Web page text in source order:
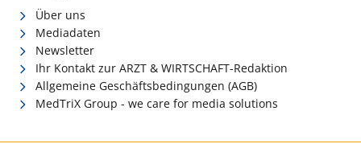
Über uns
Mediadaten
Newsletter
Ihr Kontakt zur ARZT & WIRTSCHAFT-Redaktion
Allgemeine Geschäftsbedingungen (AGB)
MedTriX Group - we care for media solutions